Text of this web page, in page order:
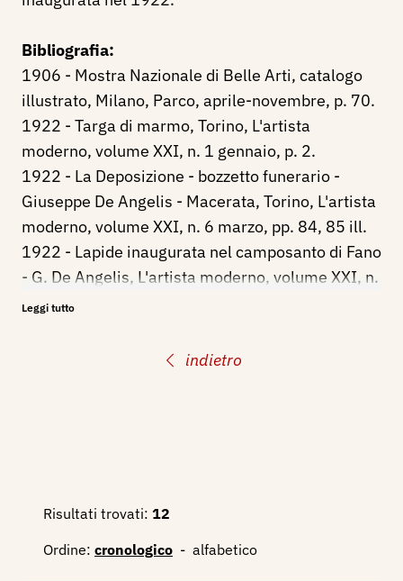
indietro
Bibliografia:
1906 - Mostra Nazionale di Belle Arti, catalogo
illustrato, Milano, Parco, aprile-novembre, p. 70.
1922 - Targa di marmo, Torino, L'artista
moderno, volume XXI, n. 1 gennaio, p. 2.
1922 - La Deposizione - bozzetto funerario -
Giuseppe De Angelis - Macerata, Torino, L'artista
moderno, volume XXI, n. 6 marzo, pp. 84, 85 ill.
1922 - Lapide inaugurata nel camposanto di Fano
- G. De Angelis, L'artista moderno, volume XXI, n.
14 luglio, p. 212 ill.
moderno, volume XXI, n. 15-16 agosto, p. 236,
Napoli,Cimento, Anno V, n. 2 febbraio, p. 36 ill.
Napoli,Cimento, Anno V, p. 55 ill.
Leggi tutto
Risultati trovati: 12
Ordine: cronologico - alfabetico